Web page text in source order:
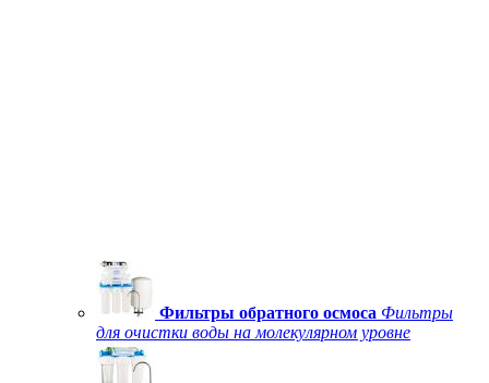
Фильтры обратного осмоса Фильтры
для очистки воды на молекулярном уровне